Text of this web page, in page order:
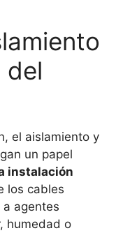
del
el aislamiento y
un papel
instalación
los cables
agentes
humedad o